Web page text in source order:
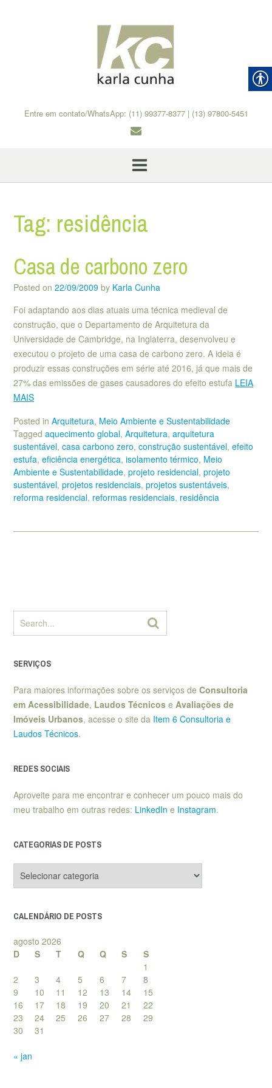
Entre em contato/WhatsApp: (11) 99377-8377 | (13) 97800-5451
Tag: residência
Casa de carbono zero
Posted on 22/09/2009 by Karla Cunha
Foi adaptando aos dias atuais uma técnica medieval de
construção, que o Departamento de Arquitetura da
Universidade de Cambridge, na Inglaterra, desenvolveu e
executou o projeto de uma casa de carbono zero. A ideia é
produzir essas construções em série até 2016, já que mais de
27% das emissões de gases causadores do efeito estufa LEIA
MAIS
Posted in Arquitetura, Meio Ambiente e Sustentabilidade
Tagged aquecimento global, Arquitetura, arquitetura
sustentável, casa carbono zero, construção sustentável, efeito
estufa, eficiência energética, isolamento térmico, Meio
Ambiente e Sustentabilidade, projeto residencial, projeto
sustentável, projetos residenciais, projetos sustentáveis,
reforma residencial, reformas residenciais, residência
SERVIÇOS
Para maiores informações sobre os serviços de Consultoria
em Acessibilidade, Laudos Técnicos e Avaliações de
Imóveis Urbanos, acesse o site da Item 6 Consultoria e
Laudos Técnicos.
REDES SOCIAIS
Aproveite para me encontrar e conhecer um pouco mais do
meu trabalho em outras redes: LinkedIn e Instagram.
CATEGORIAS DE POSTS
de
CALENDÁRIO DE POSTS
agosto 2026
D
S T Q Q S
S
1
2
3 4 5 6 7
8
9
10 11 12 13 14
15
16
17 18 19 20 21
22
23
24 25 26 27 28
29
30
31
« jan